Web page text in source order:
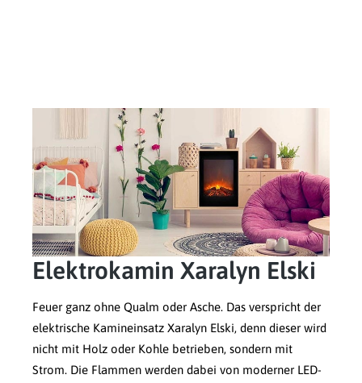
Elektrokamin Xaralyn Elski
Feuer ganz ohne Qualm oder Asche. Das verspricht der
elektrische Kamineinsatz Xaralyn Elski, denn dieser wird
nicht mit Holz oder Kohle betrieben, sondern mit
Strom. Die Flammen werden dabei von moderner LED-